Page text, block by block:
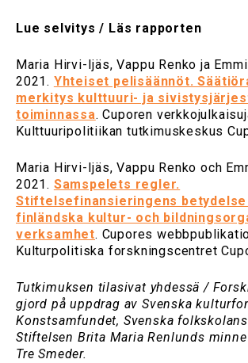
Lue selvitys / Läs rapporten
Maria Hirvi-Ijäs, Vappu Renko ja
2021. Yhteiset pelisäännöt.
merkitys kulttuuri- ja
toiminnassa. Cuporen
Kulttuuripolitiikan tutkimuskeskus
Maria Hirvi-Ijäs, Vappu Renko och
2021. Samspelets regler.
Stiftelsefinansieringens
finländska kultur- och
verksamhet. Cupores
Kulturpolitiska forskningscentret
Tutkimuksen tilasivat yhdessä /
gjord på uppdrag av Svenska
Konstsamfundet, Svenska
Stiftelsen Brita Maria Renlunds
Tre Smeder.